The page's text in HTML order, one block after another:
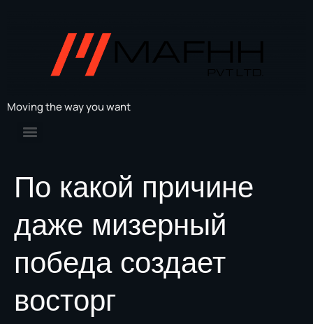
Moving the way you want
По какой причине
даже мизерный
победа создает
восторг